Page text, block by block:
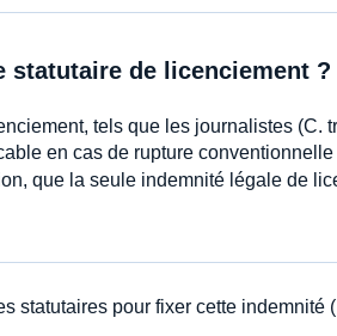
statutaire de licenciement ?
tels que les journalistes (C.
en cas de rupture
que la seule indemnité légale de
statutaires pour fixer cette indemnité (